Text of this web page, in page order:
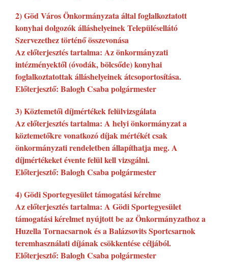
2) Göd Város Önkormányzata által foglalkoztatott
konyhai dolgozók álláshelyeinek Településellátó
Szervezethez történő összevonása
Az előterjesztés tartalma: Az önkormányzati
intézményektől (óvodák, bölcsőde) konyhai
foglalkoztatottak álláshelyeinek átcsoportosítása.
Előterjesztő: Balogh Csaba polgármester
3) Köztemetői díjmértékek felülvizsgálata
Az előterjesztés tartalma: A helyi önkormányzat a
köztemetőkre vonatkozó díjak mértékét csak
önkormányzati rendeletben állapíthatja meg. A
díjmértékeket évente felül kell vizsgálni.
Előterjesztő: Balogh Csaba polgármester
4) Gödi Sportegyesület támogatási kérelme
Az előterjesztés tartalma: A Gödi Sportegyesület
támogatási kérelmet nyújtott be az Önkormányzathoz a
Huzella Tornacsarnok és a Balázsovits Sportcsarnok
teremhasználati díjának csökkentése céljából.
Előterjesztő: Balogh Csaba polgármester